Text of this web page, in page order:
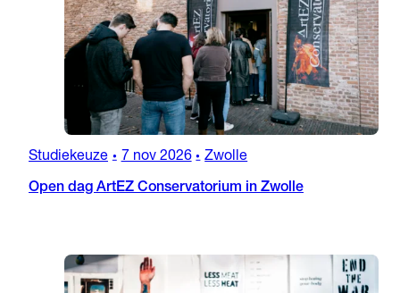
Studiekeuze • 7 nov 2026 • Zwolle
Open dag ArtEZ Conservatorium in Zwolle